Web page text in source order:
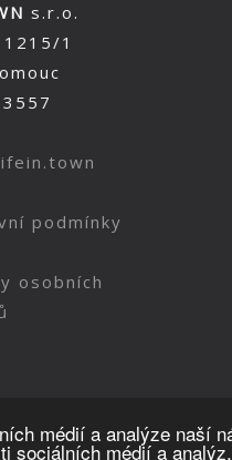
médií a analýze naší
sociálních médií a analýz.
s.r.o.
1
podmínky
osobních